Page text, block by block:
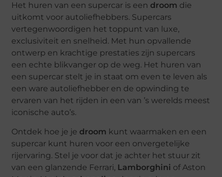
Het huren van een supercar is een droom die
uitkomt voor autoliefhebbers. Supercars
vertegenwoordigen het toppunt van luxe,
exclusiviteit en snelheid. Met hun opvallende
ontwerp en krachtige prestaties zijn supercars
een echte blikvanger op de weg. Het huren van
een supercar stelt je in staat om even te leven als
een ware autoliefhebber en de opwinding te
ervaren van het rijden in een van ’s werelds meest
iconische auto’s.
Ontdek hoe je je droom kunt waarmaken en een
supercar kunt huren voor een onvergetelijke
rijervaring. Stel je voor dat je achter het stuur zit
van een glanzende Ferrari, Lamborghini of Aston